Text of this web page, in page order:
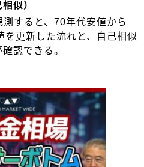
似）
すると、70年代安値から
更新した流れと、自己相似
認できる。